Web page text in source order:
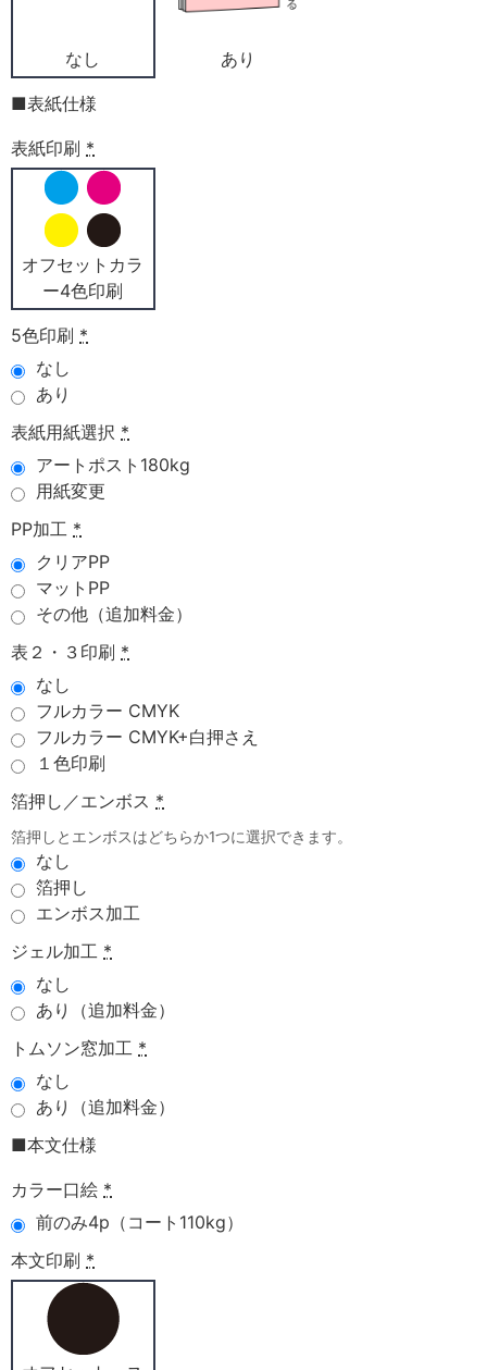
なし あり
■表紙仕様
表紙印刷 *
オフセットカラ
ー4色印刷
5色印刷 *
なし
あり
表紙用紙選択 *
アートポスト180kg
用紙変更
PP加工 *
クリアPP
マットPP
その他（追加料金）
表２・３印刷 *
なし
フルカラー CMYK
フルカラー CMYK+白押さえ
１色印刷
箔押し／エンボス *
箔押しとエンボスはどちらか1つに選択できます。
なし
箔押し
エンボス加工
ジェル加工 *
なし
あり（追加料金）
トムソン窓加工 *
なし
あり（追加料金）
■本文仕様
カラー口絵 *
前のみ4p（コート110kg）
本文印刷 *